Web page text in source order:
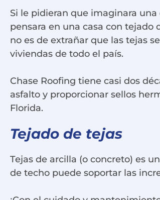
Si le pidieran que imaginara
pensara en una casa con tejado
no es de extrañar que las tejas
viviendas de todo el país.
Chase Roofing tiene casi dos
asfalto y proporcionar sellos
Florida.
Tejado de tejas
Tejas de arcilla (o concreto) es
de techo puede soportar las